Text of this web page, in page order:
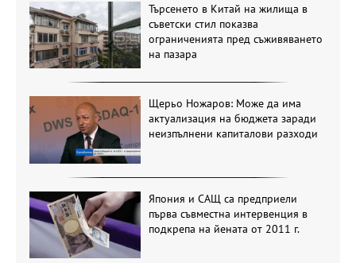
Търсенето в Китай на жилища в
съветски стил показва
ограниченията пред съживяването
на пазара
Щерьо Ножаров: Може да има
актуализация на бюджета заради
неизпълнени капиталови разходи
Япония и САЩ са предприели
първа съвместна интервенция в
подкрепа на йената от 2011 г.